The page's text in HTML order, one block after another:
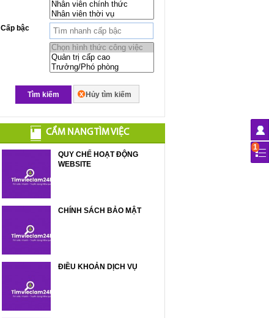
Cấp bậc
Tìm kiếm Hủy tìm kiếm
CẨM NANG TÌM VIỆC
QUY CHẾ HOẠT ĐỘNG
WEBSITE
CHÍNH SÁCH BẢO MẬT
ĐIỀU KHOẢN DỊCH VỤ
1